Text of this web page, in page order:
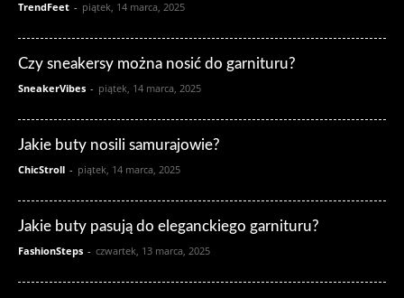
TrendFeet - piątek, 14 marca, 2025
Czy sneakersy można nosić do garnituru?
SneakerVibes - piątek, 14 marca, 2025
Jakie buty nosili samurajowie?
ChicStroll - piątek, 14 marca, 2025
Jakie buty pasują do eleganckiego garnituru?
FashionSteps - czwartek, 13 marca, 2025